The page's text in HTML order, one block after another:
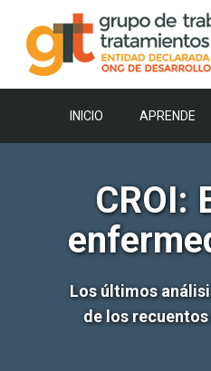
contenido
INICIO APRENDE
CROI:
Los últimos
de los